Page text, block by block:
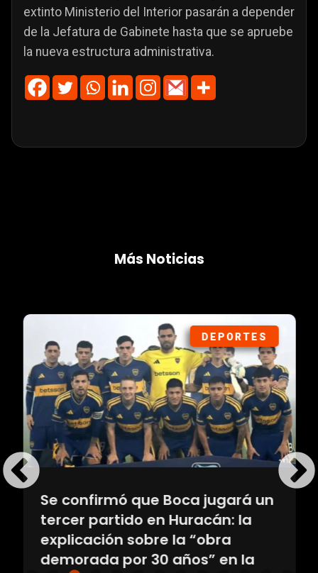
extinto Ministerio del Interior pasarán a depender
de la Jefatura de Gabinete hasta que se apruebe
la nueva estructura administrativa.
Más Noticias
DEPORTES
Se confirmó que Boca jugará un
tercer partido en Huracán: la
explicación sobre la “obra
demorada por 30 años” en la